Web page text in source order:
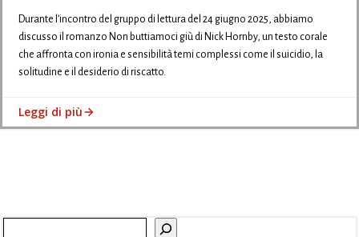
Durante l’incontro del gruppo di lettura del 24 giugno 2025, abbiamo
discusso il romanzo Non buttiamoci giù di Nick Hornby, un testo corale
che affronta con ironia e sensibilità temi complessi come il suicidio, la
solitudine e il desiderio di riscatto.
Leggi di più